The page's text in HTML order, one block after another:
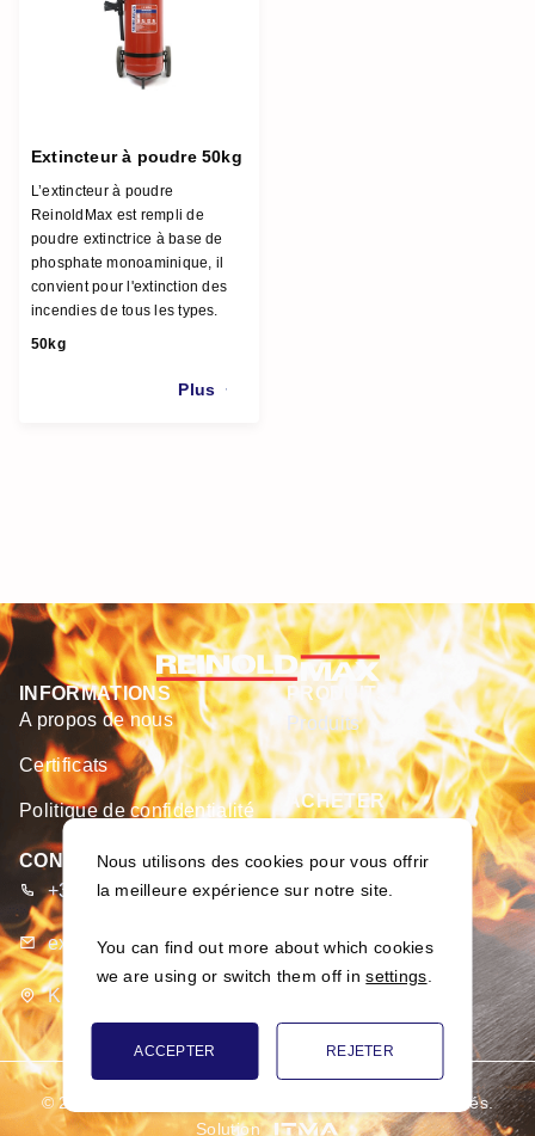
Extincteur à poudre 50kg
L’extincteur à poudre
ReinoldMax est rempli de
poudre extinctrice à base de
phosphate monoaminique, il
convient pour l'extinction des
incendies de tous les types.
50kg
Plus
CONTACTS
+370 373 93 666
export@merseta.lt
K. Dulksnio g. 9, Narsiečių k., Kauno r., Lietuva
INFORMATIONS
A propos de nous
Certificats
Politique de confidentialité
PRODUITS
Produits
ACHETER
© 2026
SARL «MERSETA». Tous les droits sont réservés.
Solution
Nous utilisons des cookies pour vous offrir
la meilleure expérience sur notre site.
You can find out more about which cookies
we are using or switch them off insettings
ACCEPTER REJETER